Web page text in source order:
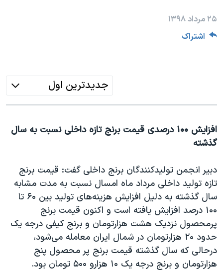
تریبونال مردمی آبان ۹۸
چهل سال گروگان‌گیری
قانون شفافیت دارائی کادر رهبری ایران
اعتراضات مردمی آبان ۹۸
اسرائیل در جنگ
نرگس محمدی برنده جایزه نوبل صلح
همایش محافظه‌کاران آمریکا «سی‌پک»
۲۵ مرداد ۱۳۹۸
اشتراک
جدیدترین اول
افزایش ۱۰۰ درصدی قیمت برنج تازه داخلی نسبت به سال
گذشته
دبیر انجمن تولیدکنندگان برنج داخلی گفت: قیمت برنج
تازه تولید داخلی مرداد ماه امسال نسبت به مدت مشابه
سال گذشته به دلیل افزایش هزینه‌های تولید بین ۶۰ تا
۱۰۰ درصد افزایش یافته است و اکنون قیمت برنج
پرمحصول نزدیک هشت هزارتومان و برنج کیفی درجه یک
حدود ۲۰ هزارتومان در شمال ایران معامله می‌شود،
درحالی که سال گذشته قیمت برنج پر محصول پنج
هزارتومان و برنج درجه یک ۱۰ هزارو ۵۰۰ تومان بود.